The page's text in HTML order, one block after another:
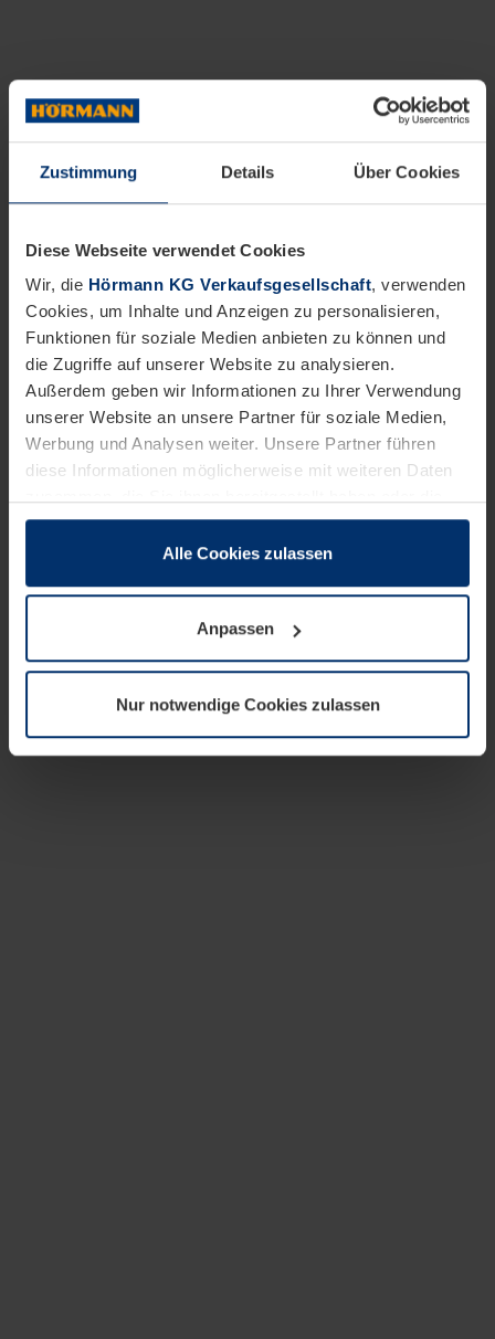
Zustimmung Details Über Cookies
Diese Webseite verwendet Cookies
Wir, die Hörmann KG Verkaufsgesellschaft, verwenden
Cookies, um Inhalte und Anzeigen zu personalisieren,
Funktionen für soziale Medien anbieten zu können und
die Zugriffe auf unserer Website zu analysieren.
Außerdem geben wir Informationen zu Ihrer Verwendung
unserer Website an unsere Partner für soziale Medien,
Werbung und Analysen weiter. Unsere Partner führen
diese Informationen möglicherweise mit weiteren Daten
sie im Rahmen Ihrer Nutzung der Dienste gesammelt
wenn diese für den Betrieb dieser Seite unbedingt
notwendig sind. Für alle anderen Cookie-Typen benötigen
wir Ihre Erlaubnis. Ihre Einwilligung können Sie jederzeit
Datenschutzerklärungunserer Website ändern oder
widerrufen.
Alle Cookies zulassen
Anpassen
Nur notwendige Cookies zulassen